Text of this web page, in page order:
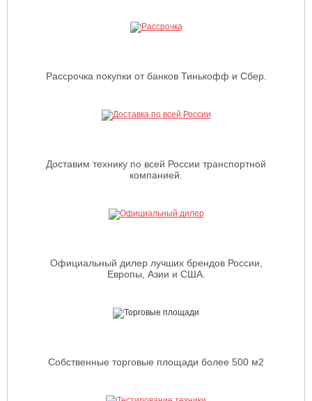
Рассрочка покупки от банков Тинькофф и Сбер.
Доставим технику по всей России транспортной
компанией.
Официальный дилер лучших брендов России,
Европы, Азии и США.
Собственные торговые площади более 500 м2